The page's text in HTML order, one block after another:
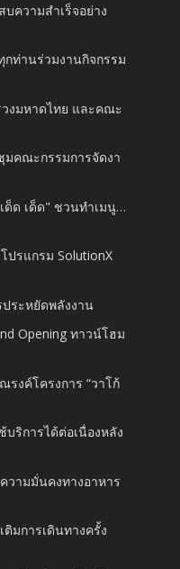
บความสำเร็จอย่าง
ท่านร่วมงานกิจกรรม
งมหาดไทย และคณะ
มคณะกรรมการจัดงา
ด็ด เด็ด" ชวนทำเมนู…
ปรแกรม SolutionX
ประหยัดพลังงาน
Opening ทาวน์โฮม
รงค์โครงการ “วาโก้
ริการได้ต่อเนื่องหลัง
วามมั่นคงทางอาหาร
ติมการเดินทางครั้ง